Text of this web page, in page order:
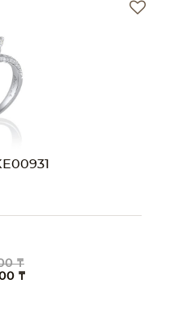
₸
₸